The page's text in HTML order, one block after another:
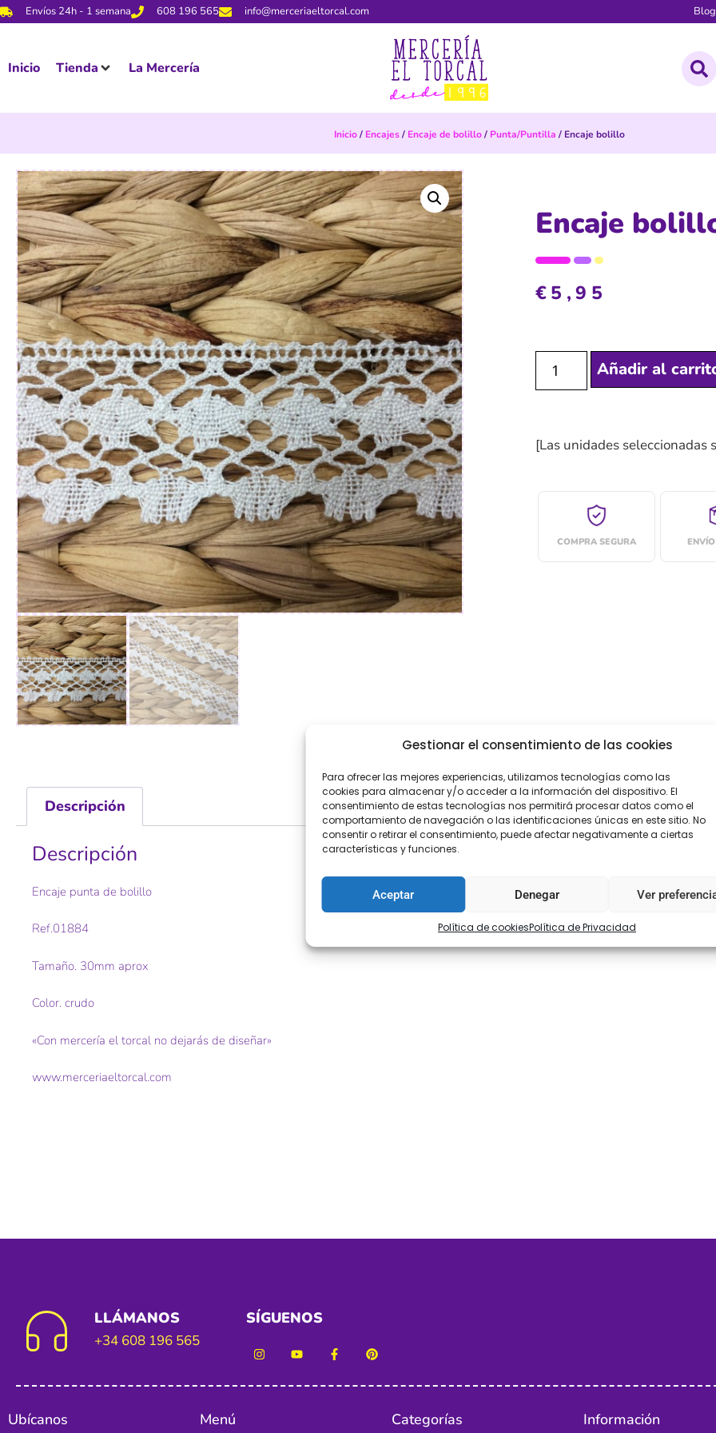
Gestionar el consentimiento de las cookies
Para ofrecer las mejores experiencias, utilizamos tecnologías como las
cookies para almacenar y/o acceder a la información del dispositivo. El
consentimiento de estas tecnologías nos permitirá procesar datos como el
comportamiento de navegación o las identificaciones únicas en este sitio. No
consentir o retirar el consentimiento, puede afectar negativamente a ciertas
características y funciones.
Aceptar Denegar Ver
Política de cookiesPolítica de Privacidad
Envíos 24h - 1 semana 608 196 565 info@merceriaeltorcal.com Blog
Inicio Tienda La Mercería
Inicio/ Encajes/ Encaje de bolillo/ Punta/Puntilla / Encaje bolillo
Encaje
€5,95
Añadir al
[Las unidades seleccionadas
COMPRA SEGURA
Descripción
Descripción
Encaje punta de bolillo
Ref.01884
Tamaño. 30mm aprox
Color. crudo
«Con mercería el torcal no dejarás de diseñar»
www.merceriaeltorcal.com
LLÁMANOS
+34 608 196 565
SÍGUENOS
Ubícanos Menú Categorías Información